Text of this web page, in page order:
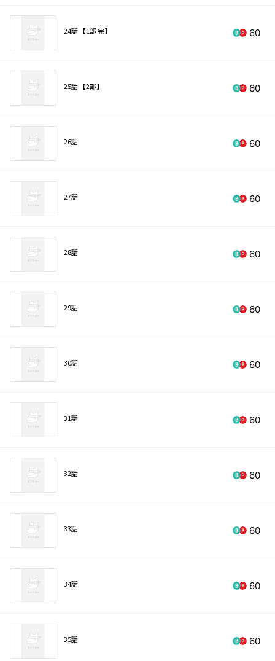
24話 【1部 完】 60
25話 【2部】 60
26話 60
27話 60
28話 60
29話 60
30話 60
31話 60
32話 60
33話 60
34話 60
35話 60